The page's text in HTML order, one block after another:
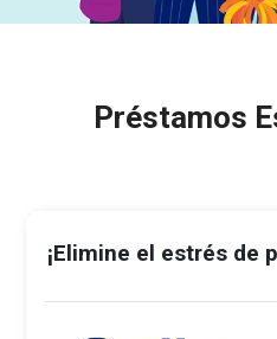
Préstamos
¡Elimine el estrés de